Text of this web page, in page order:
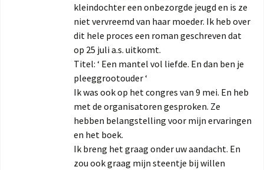
kleindochter een onbezorgde jeugd en is ze
niet vervreemd van haar moeder. Ik heb over
dit hele proces een roman geschreven dat
op 25 juli a.s. uitkomt.
Titel: ‘ Een mantel vol liefde. En dan ben je
pleeggrootouder ‘
Ik was ook op het congres van 9 mei. En heb
met de organisatoren gesproken. Ze
hebben belangstelling voor mijn ervaringen
en het boek.
Ik breng het graag onder uw aandacht. En
zou ook graag mijn steentje bij willen